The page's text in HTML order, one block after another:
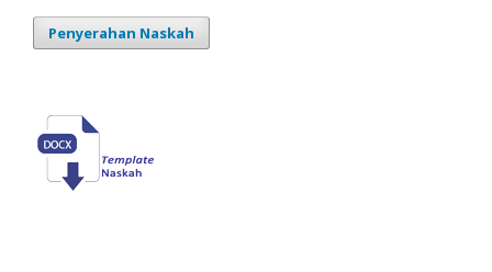
Penyerahan Naskah